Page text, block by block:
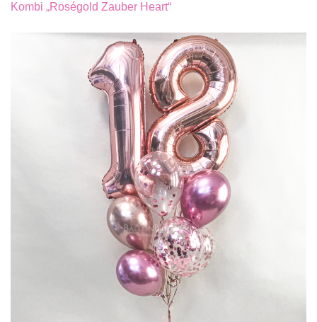
Kombi „Roségold Zauber Heart“